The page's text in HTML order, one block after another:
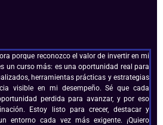
porque reconozco el valor de invertir en mi
un curso más: es una oportunidad real para
herramientas prácticas y estrategias
visible en mi desempeño. Sé que cada
perdida para avanzar, y por eso
Estoy listo para crecer, destacar y
entorno cada vez más exigente. ¡Quiero